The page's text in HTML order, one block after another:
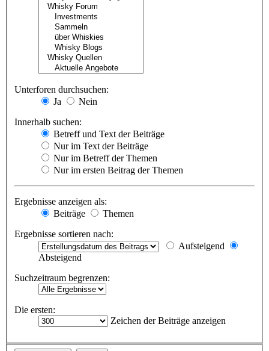
Unterforen durchsuchen:
Ja
Nein
Innerhalb suchen:
Betreff und Text der Beiträge
Nur im Text der Beiträge
Nur im Betreff der Themen
Nur im ersten Beitrag der Themen
Ergebnisse anzeigen als:
Beiträge
Themen
Ergebnisse sortieren nach:
Aufsteigend
Absteigend
Suchzeitraum begrenzen:
Die ersten:
Zeichen der Beiträge anzeigen